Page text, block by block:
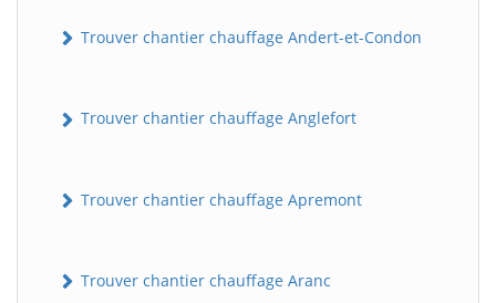
Trouver chantier chauffage Andert-et-Condon
Trouver chantier chauffage Anglefort
Trouver chantier chauffage Apremont
Trouver chantier chauffage Aranc